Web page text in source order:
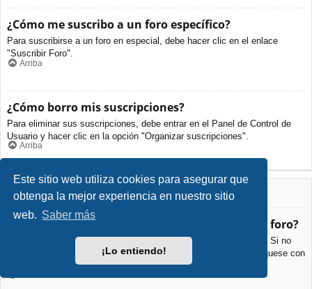
Este sitio web utiliza cookies para asegurar que
obtenga la mejor experiencia en nuestro sitio
web. Saber más
¡Lo entiendo!
¿Cómo me suscribo a un foro específico?
Para suscribirse a un foro en especial, debe hacer clic en el enlace
"Suscribir Foro".
Arriba
¿Cómo borro mis suscripciones?
Para eliminar sus suscripciones, debe entrar en el Panel de Control de
Usuario y hacer clic en la opción "Organizar suscripciones".
Arriba
Archivos Adjuntos
¿Qué archivos adjuntos son permitidos en este foro?
Cada foro puede permitir o no ciertos tipos de archivos adjuntos. Si no
está seguro de que tipos de archivos se pueden cargar, comuníquese con
La Administración para obtener más información.